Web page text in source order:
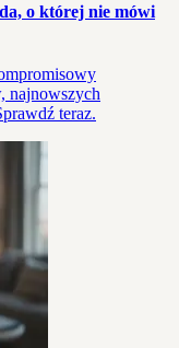
o której nie mówi
najnowszych
teraz.